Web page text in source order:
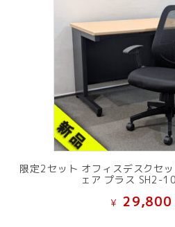
限定2セット オフィスデスクセ
ェア プラス SH2-
¥ 29,800